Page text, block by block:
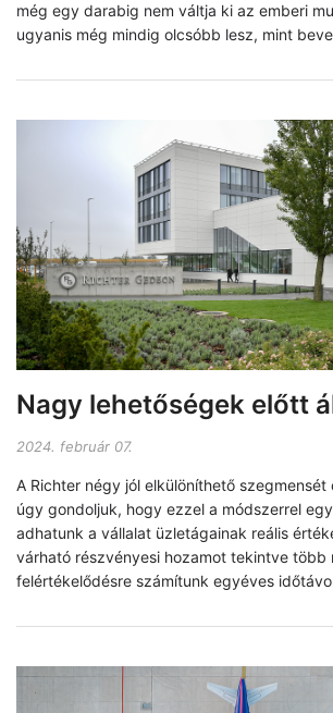
még egy darabig nem váltja ki az emberi
ugyanis még mindig olcsóbb lesz, mint
Nagy lehetőségek előtt
2024. február 07.
A Richter négy jól elkülöníthető szegmensét
úgy gondoljuk, hogy ezzel a módszerrel
adhatunk a vállalat üzletágainak reális
várható részvényesi hozamot tekintve több
felértékelődésre számítunk egyéves